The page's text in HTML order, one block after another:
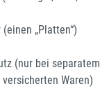
„Platten“)
(nur bei separatem
Waren)